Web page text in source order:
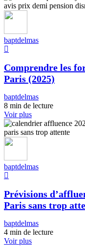
baptdelmas
Comprendre les
Paris (2025)
baptdelmas
8 min de lecture
Voir plus
baptdelmas
Prévisions
Paris sans trop
baptdelmas
4 min de lecture
Voir plus